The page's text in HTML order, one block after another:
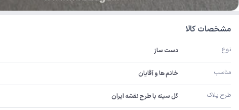
مشخصات کالا
نوع دست ساز
مناسب خانم ها و آقایان
طرح پلاک گل سینه با طرح نقشه ایران